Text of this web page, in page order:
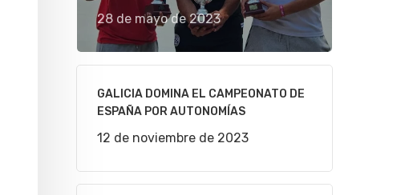
28 de mayo de 2023
GALICIA DOMINA EL CAMPEONATO DE
ESPAÑA POR AUTONOMÍAS
12 de noviembre de 2023